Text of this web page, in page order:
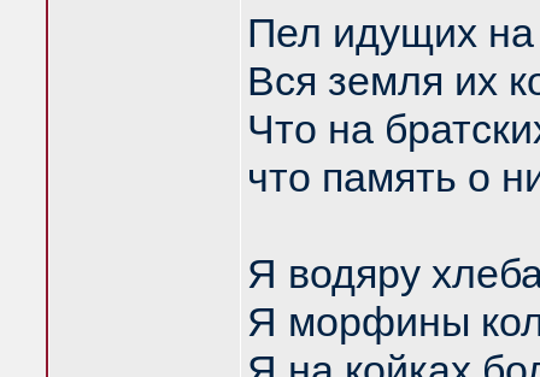
Пел идущих
Вся земля их
Что на
что память о
Я водяру
Я морфины